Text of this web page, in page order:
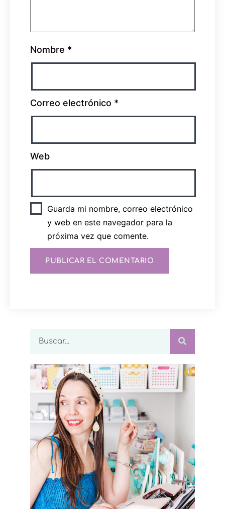
Nombre *
Correo electrónico *
Web
Guarda mi nombre, correo electrónico
y web en este navegador para la
próxima vez que comente.